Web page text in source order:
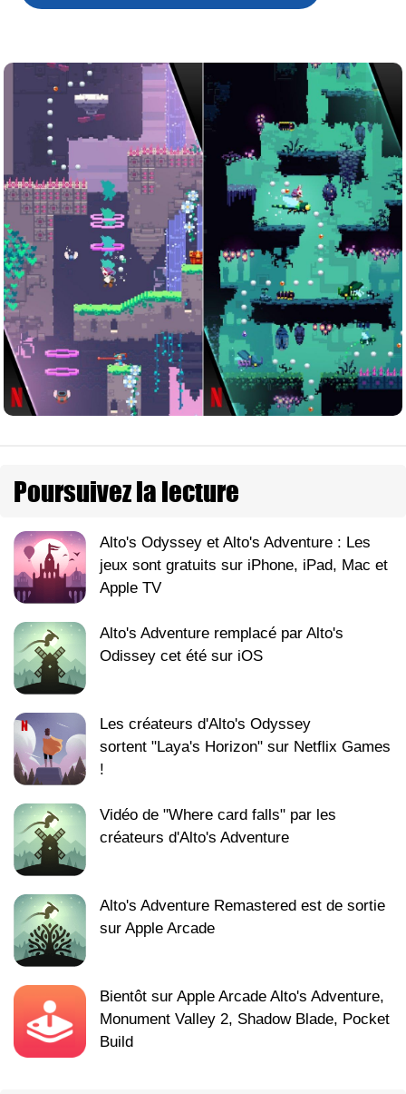
Poursuivez la lecture
Alto's Odyssey et Alto's Adventure : Les
jeux sont gratuits sur iPhone, iPad, Mac et
Apple TV
Alto's Adventure remplacé par Alto's
Odissey cet été sur iOS
Les créateurs d'Alto's Odyssey
sortent "Laya's Horizon" sur Netflix Games
!
Vidéo de "Where card falls" par les
créateurs d'Alto's Adventure
Alto's Adventure Remastered est de sortie
sur Apple Arcade
Bientôt sur Apple Arcade Alto's Adventure,
Monument Valley 2, Shadow Blade, Pocket
Build